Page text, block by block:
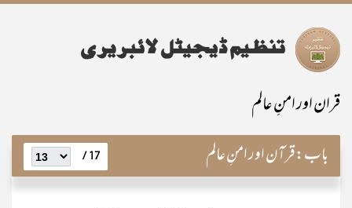
قران اور امنِ عالم
باب:قرآن اور امنِ عالم 17 /